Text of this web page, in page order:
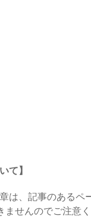
て】
は、記事のあるペ
せんのでご注意く